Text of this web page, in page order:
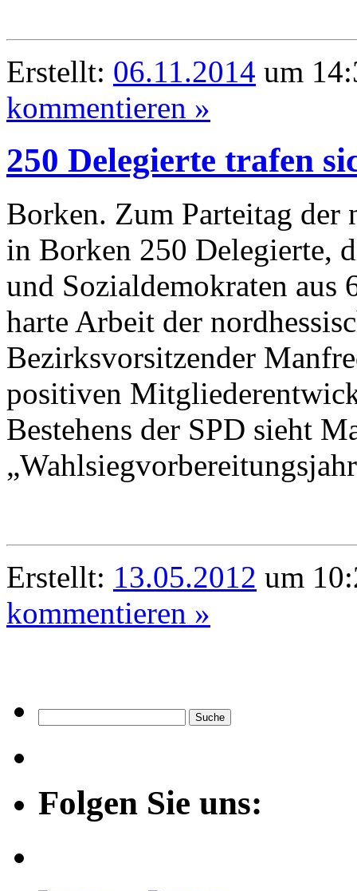
Erstellt: 06.11.2014 um
kommentieren »
250 Delegierte trafen
Borken. Zum Parteitag der
in Borken 250 Delegierte,
und Sozialdemokraten aus
harte Arbeit der
Bezirksvorsitzender
positiven
Bestehens der SPD sieht
Erstellt: 13.05.2012 um
kommentieren »
Folgen Sie uns: